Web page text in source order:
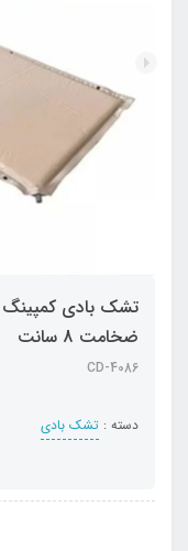
تشک بادی کمپینگ
ضخامت 8 سانت
CD-4086
دسته : تشک بادی